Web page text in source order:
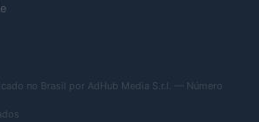
no Brasil por AdHub Media S.r.l. — Número